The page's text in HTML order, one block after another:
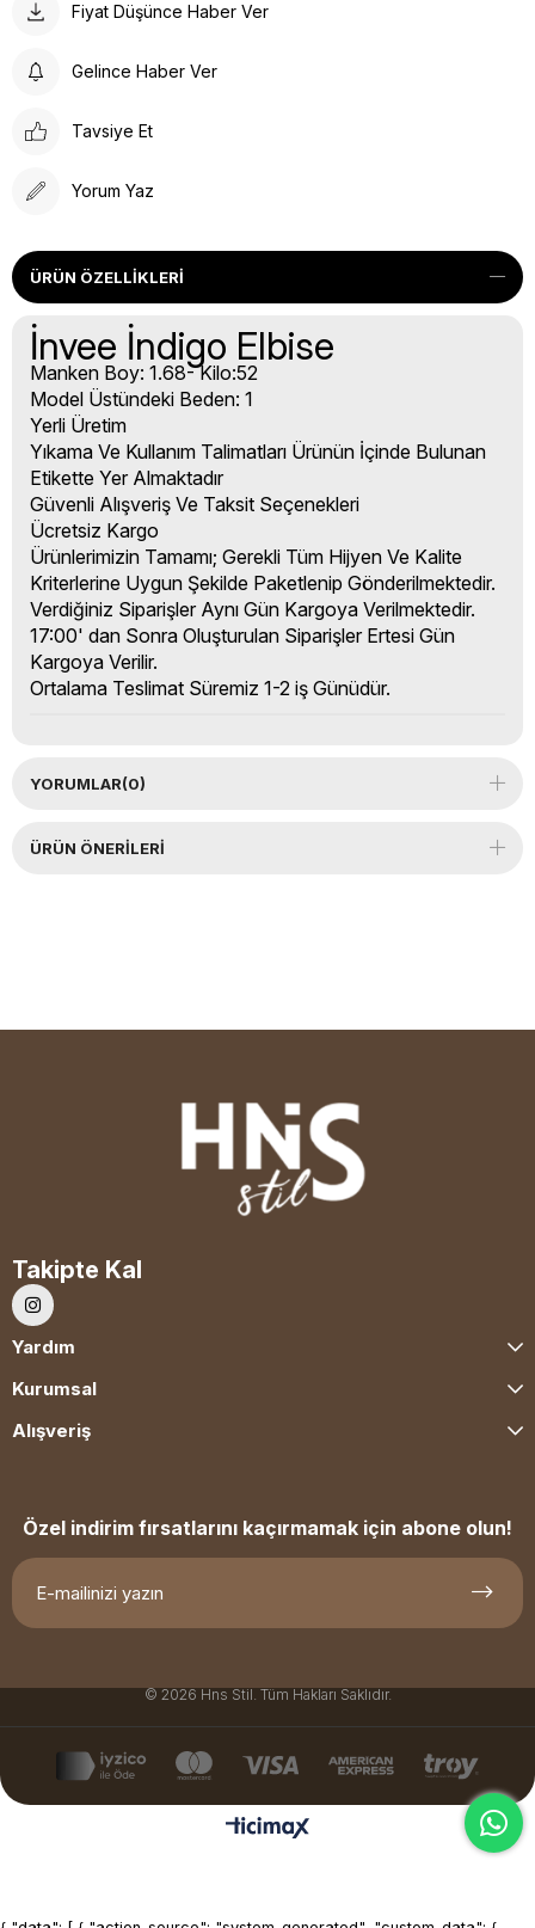
Fiyat Düşünce Haber Ver
Gelince Haber Ver
Tavsiye Et
Yorum Yaz
ÜRÜN ÖZELLIKLERI
İnvee İndigo Elbise
Manken Boy: 1.68- Kilo:52
Model Üstündeki Beden: 1
Yerli Üretim
Yıkama Ve Kullanım Talimatları Ürünün İçinde Bulunan
Etikette Yer Almaktadır
Güvenli Alışveriş Ve Taksit Seçenekleri
Ücretsiz Kargo
Ürünlerimizin Tamamı; Gerekli Tüm Hijyen Ve Kalite
Kriterlerine Uygun Şekilde Paketlenip Gönderilmektedir.
Verdiğiniz Siparişler Aynı Gün Kargoya Verilmektedir.
17:00' dan Sonra Oluşturulan Siparişler Ertesi Gün
Kargoya Verilir.
Ortalama Teslimat Süremiz 1-2 iş Günüdür.
YORUMLAR(0)
ÜRÜN ÖNERILERI
Takipte Kal
Yardım
Kurumsal
Alışveriş
Özel indirim fırsatlarını kaçırmamak için abone olun!
© 2026 Hns Stil. Tüm Hakları Saklıdır.